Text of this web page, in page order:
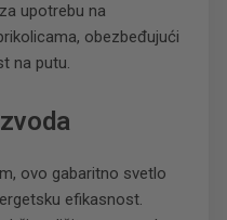
upotrebu na
obezbeđujući
na putu.
ovo gabaritno svetlo
efikasnost.